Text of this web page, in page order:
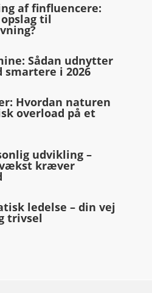
af finfluencere:
til
Sådan udnytter
smartere i 2026
Hvordan naturen
overload på et
udvikling –
kræver
ledelse – din vej
trivsel